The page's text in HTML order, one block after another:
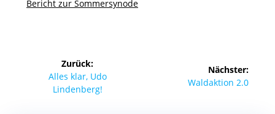
Bericht zur Sommersynode
Beitragsnavigation
Zurück:
Vorheriger
Beitrag:
Alles klar, Udo
Lindenberg!
Nächster:
Nächster
Waldaktion 2.0